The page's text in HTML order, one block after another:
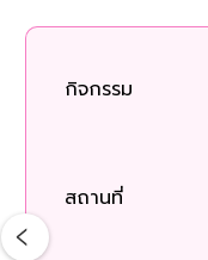
กิจกรรม
สถานที่